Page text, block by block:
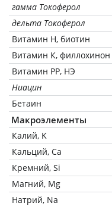
гамма Токоферол
дельта Токоферол
Витамин Н, биотин
Витамин К, филлохинон
Витамин РР, НЭ
Ниацин
Бетаин
Макроэлементы
Калий, K
Кальций, Ca
Кремний, Si
Магний, Mg
Натрий, Na